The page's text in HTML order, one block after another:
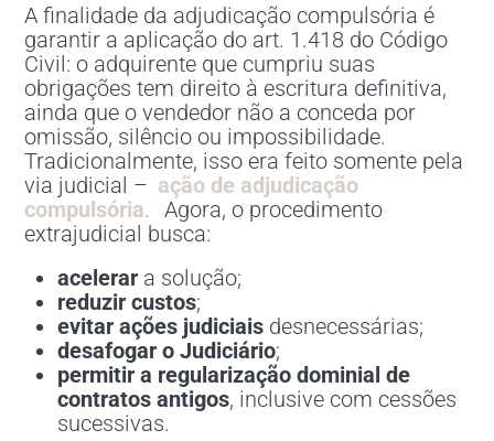
A finalidade da adjudicação compulsória é
garantir a aplicação do art. 1.418 do Código
Civil: o adquirente que cumpriu suas
obrigações tem direito à escritura definitiva,
ainda que o vendedor não a conceda por
omissão, silêncio ou impossibilidade.
Tradicionalmente, isso era feito somente pela
via judicial – ação de adjudicação
compulsória.
Agora, o procedimento
extrajudicial busca:
acelerar a solução;
reduzir custos;
evitar ações judiciais desnecessárias;
desafogar o Judiciário;
permitir a regularização dominial de
contratos antigos, inclusive com cessões
sucessivas.